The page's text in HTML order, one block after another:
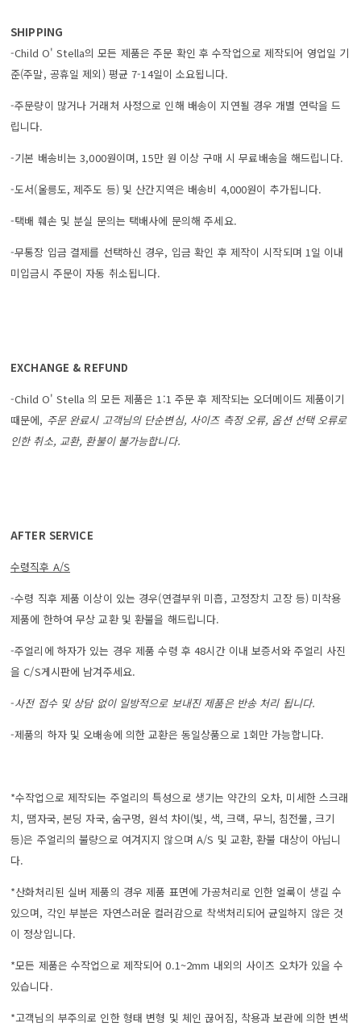
SHIPPING
-Child O' Stella의 모든 제품은 주문 확인 후 수작업으로 제작되어 영업일 기
준(주말, 공휴일 제외) 평균 7-14일이 소요됩니다.
-주문량이 많거나 거래처 사정으로 인해 배송이 지연될 경우 개별 연락을 드
립니다.
-기본 배송비는 3,000원이며, 15만 원 이상 구매 시 무료배송을 해드립니다.
-도서(울릉도, 제주도 등) 및 산간지역은 배송비 4,000원이 추가됩니다.
-택배 훼손 및 분실 문의는 택배사에 문의해 주세요.
-무통장 입금 결제를 선택하신 경우, 입금 확인 후 제작이 시작되며 1일 이내
미입금시 주문이 자동 취소됩니다.
EXCHANGE & REFUND
-Child O' Stella 의 모든 제품은 1:1 주문 후 제작되는 오더메이드 제품이기
때문에, 주문 완료시 고객님의 단순변심, 사이즈 측정 오류, 옵션 선택 오류로
인한 취소, 교환, 환불이 불가능합니다.
AFTER SERVICE
수령직후 A/S
-수령 직후 제품 이상이 있는 경우(연결부위 미흡, 고정장치 고장 등) 미착용
제품에 한하여 무상 교환 및 환불을 해드립니다.
-주얼리에 하자가 있는 경우 제품 수령 후 48시간 이내 보증서와 주얼리 사진
을 C/S게시판에 남겨주세요.
-사전 접수 및 상담 없이 일방적으로 보내진 제품은 반송 처리 됩니다.
-제품의 하자 및 오배송에 의한 교환은 동일상품으로 1회만 가능합니다.
*수작업으로 제작되는 주얼리의 특성으로 생기는 약간의 오차, 미세한 스크래
치, 땜자국, 본딩 자국, 숨구멍, 원석 차이(빛, 색, 크랙, 무늬, 침전물, 크기
등)은 주얼리의 불량으로 여겨지지 않으며 A/S 및 교환, 환불 대상이 아닙니
다.
*산화처리된 실버 제품의 경우 제품 표면에 가공처리로 인한 얼룩이 생길 수
있으며, 각인 부분은 자연스러운 컬러감으로 착색처리되어 균일하지 않은 것
이 정상입니다.
*모든 제품은 수작업으로 제작되어 0.1~2mm 내외의 사이즈 오차가 있을 수
있습니다.
*고객님의 부주의로 인한 형태 변형 및 체인 끊어짐, 착용과 보관에 의한 변색